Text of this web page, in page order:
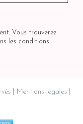
Vous trouverez
les conditions
Mentions légales